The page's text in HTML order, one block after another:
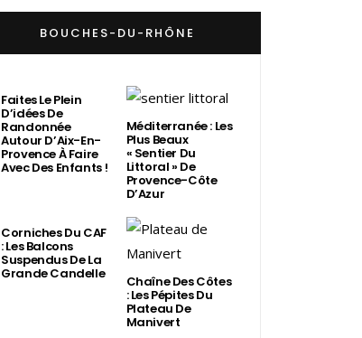
BOUCHES-DU-RHÔNE
Faites Le Plein
D’idées De
Randonnée
Autour D’Aix-En-
Provence À Faire
Avec Des Enfants !
Méditerranée : Les
Plus Beaux
« Sentier Du
Littoral » De
Provence-Côte
D’Azur
Corniches Du CAF
: Les Balcons
Suspendus De La
Grande Candelle Chaîne Des Côtes
: Les Pépites Du
Plateau De
Manivert